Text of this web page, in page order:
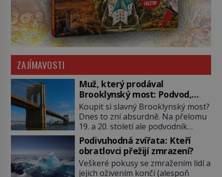
ZAJÍMAVOSTI
Muž, který prodával
Brooklynský most: Podvod,
kterému uvěřily desítky lidí
Koupit si slavný Brooklynský most?
Dnes to zní absurdně. Na přelomu
19. a 20. století ale podvodník
George C. Parker přesvědčuje řadu
přistěhovalců i důvěřivých
investorů, že právě on je jeho
právoplatným vlastníkem. A není to
Podivuhodná zvířata: Kteří
obratlovci přežijí zmrazení?
Veškeré pokusy se zmražením lidí a
jejich oživením končí (alespoň